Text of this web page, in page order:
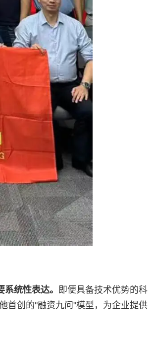
系统性表达。 即便具备技术优势的科
首创的"融资九问"模型，为企业提供